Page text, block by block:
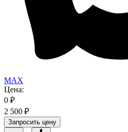
MAX
Цена:
0 ₽
2 500 ₽
Запросить цену